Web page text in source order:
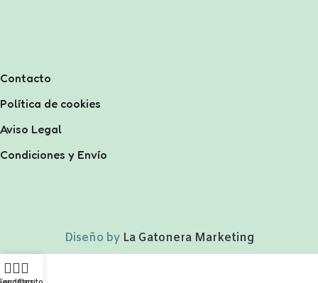
Contacto
Política de cookies
Aviso Legal
Condiciones y Envío
Diseño by La Gatonera Marketing